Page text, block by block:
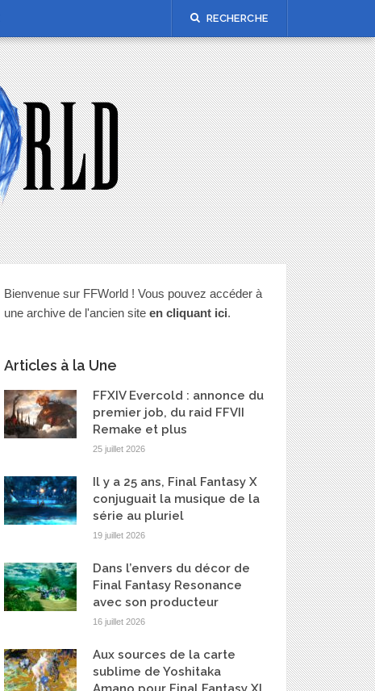
RECHERCHE
Bienvenue sur FFWorld ! Vous pouvez accéder à
une archive de l'ancien site en cliquant ici.
Articles à la Une
FFXIV Evercold : annonce du
premier job, du raid FFVII
Remake et plus
25 juillet 2026
Il y a 25 ans, Final Fantasy X
conjuguait la musique de la
série au pluriel
19 juillet 2026
Dans l’envers du décor de
Final Fantasy Resonance
avec son producteur
16 juillet 2026
Aux sources de la carte
sublime de Yoshitaka